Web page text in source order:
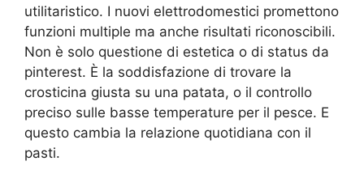
utilitaristico. I nuovi elettrodomestici promettono
funzioni multiple ma anche risultati riconoscibili.
Non è solo questione di estetica o di status da
pinterest. È la soddisfazione di trovare la
crosticina giusta su una patata, o il controllo
preciso sulle basse temperature per il pesce. E
questo cambia la relazione quotidiana con il
pasti.